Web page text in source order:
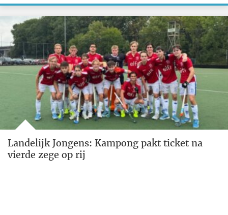
Landelijk Jongens: Kampong pakt ticket na
vierde zege op rij